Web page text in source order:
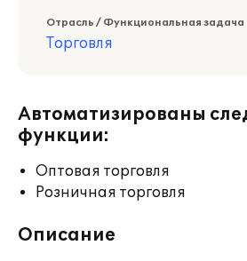
Отрасль / Функциональная задача
Торговля
Автоматизированы
функции:
Оптовая торговля
Розничная торговля
Описание